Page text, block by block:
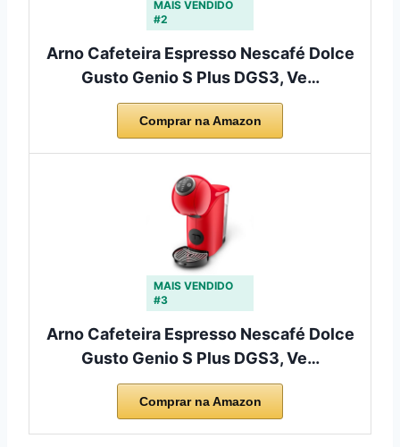
MAIS VENDIDO
#2
Arno Cafeteira Espresso Nescafé Dolce
Gusto Genio S Plus DGS3, Ve…
Comprar na Amazon
MAIS VENDIDO
#3
Arno Cafeteira Espresso Nescafé Dolce
Gusto Genio S Plus DGS3, Ve…
Comprar na Amazon